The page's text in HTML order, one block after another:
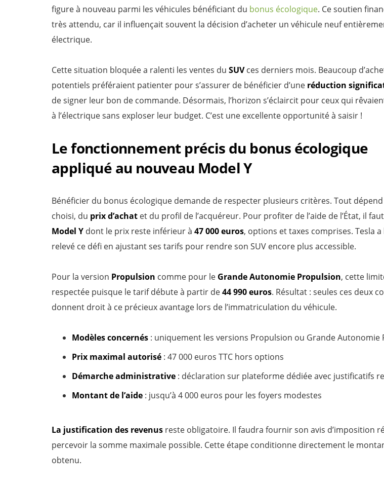
figure à nouveau parmi les véhicules bénéficiant du bonus écologique. Ce soutien
très attendu, car il influençait souvent la décision d’acheter un véhicule neuf
électrique.
Cette situation bloquée a ralenti les ventes du SUVces derniers mois. Beaucoup
potentiels préféraient patienter pour s’assurer de bénéficier d’une réduction
de signer leur bon de commande. Désormais, l’horizon s’éclaircit pour ceux qui
à l’électrique sans exploser leur budget. C’est une excellente opportunité à saisir !
Le fonctionnement précis du bonus écologique
appliqué au nouveau Model Y
Bénéficier du bonus écologique demande de respecter plusieurs critères. Tout
choisi, du prix d’achat et du profil de l’acquéreur. Pour profiter de l’aide de l’État, il
Model Y dont le prix reste inférieur à 47 000 euros, options et taxes comprises. Tesla
relevé ce défi en ajustant ses tarifs pour rendre son SUV encore plus accessible.
Pour la version Propulsion comme pour le Grande Autonomie Propulsion, cette
respectée puisque le tarif débute à partir de44 990 euros. Résultat : seules ces deux
donnent droit à ce précieux avantage lors de l’immatriculation du véhicule.
Modèles concernés : uniquement les versions Propulsion ou Grande Autonomie
Prix maximal autorisé : 47 000 euros TTC hors options
Démarche administrative : déclaration sur plateforme dédiée avec justificatifs
Montant de l’aide : jusqu’à 4 000 euros pour les foyers modestes
La justification des revenus reste obligatoire. Il faudra fournir son avis d’imposition
percevoir la somme maximale possible. Cette étape conditionne directement le
obtenu.